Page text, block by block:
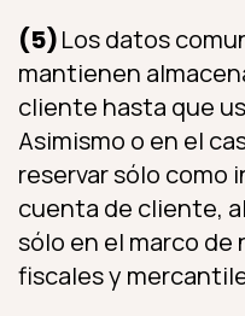
(5)Los datos
mantienen
cliente hasta que
Asimismo o en el
reservar sólo como
cuenta de cliente,
sólo en el marco
fiscales y